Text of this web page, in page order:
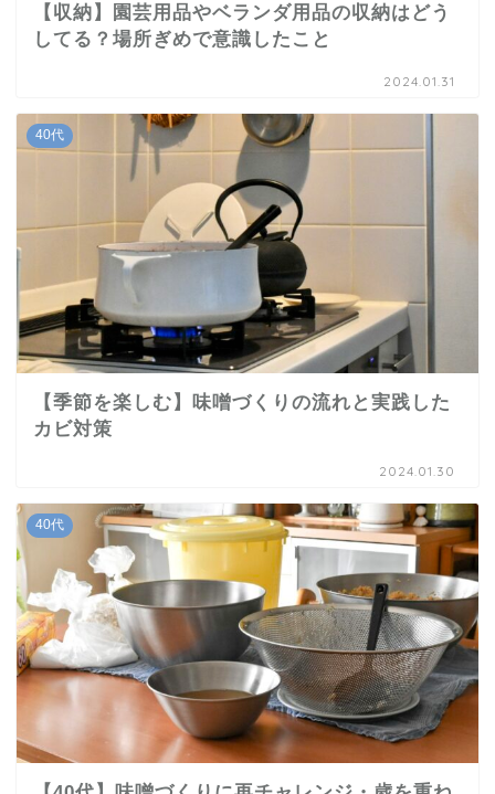
【収納】園芸用品やベランダ用品の収納はどう
してる？場所ぎめで意識したこと
2024.01.31
40代
【季節を楽しむ】味噌づくりの流れと実践した
カビ対策
2024.01.30
40代